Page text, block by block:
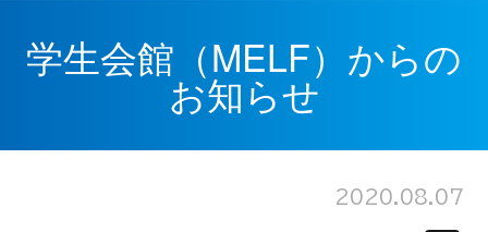
学生会館（MELF）からの
お知らせ
2020.08.07